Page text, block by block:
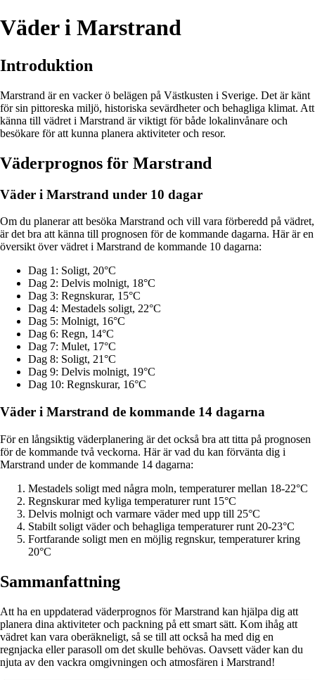
Väder i Marstrand
Introduktion
Marstrand är en vacker ö belägen på Västkusten i Sverige. Det är känt
för sin pittoreska miljö, historiska sevärdheter och behagliga klimat. Att
känna till vädret i Marstrand är viktigt för både lokalinvånare och
besökare för att kunna planera aktiviteter och resor.
Väderprognos för Marstrand
Väder i Marstrand under 10 dagar
Om du planerar att besöka Marstrand och vill vara förberedd på vädret,
är det bra att känna till prognosen för de kommande dagarna. Här är en
översikt över vädret i Marstrand de kommande 10 dagarna:
Dag 1: Soligt, 20°C
Dag 2: Delvis molnigt, 18°C
Dag 3: Regnskurar, 15°C
Dag 4: Mestadels soligt, 22°C
Dag 5: Molnigt, 16°C
Dag 6: Regn, 14°C
Dag 7: Mulet, 17°C
Dag 8: Soligt, 21°C
Dag 9: Delvis molnigt, 19°C
Dag 10: Regnskurar, 16°C
Väder i Marstrand de kommande 14 dagarna
För en långsiktig väderplanering är det också bra att titta på prognosen
för de kommande två veckorna. Här är vad du kan förvänta dig i
Marstrand under de kommande 14 dagarna:
Mestadels soligt med några moln, temperaturer mellan 18-22°C
Regnskurar med kyliga temperaturer runt 15°C
Delvis molnigt och varmare väder med upp till 25°C
Stabilt soligt väder och behagliga temperaturer runt 20-23°C
Fortfarande soligt men en möjlig regnskur, temperaturer kring
20°C
Sammanfattning
Att ha en uppdaterad väderprognos för Marstrand kan hjälpa dig att
planera dina aktiviteter och packning på ett smart sätt. Kom ihåg att
vädret kan vara oberäkneligt, så se till att också ha med dig en
regnjacka eller parasoll om det skulle behövas. Oavsett väder kan du
njuta av den vackra omgivningen och atmosfären i Marstrand!